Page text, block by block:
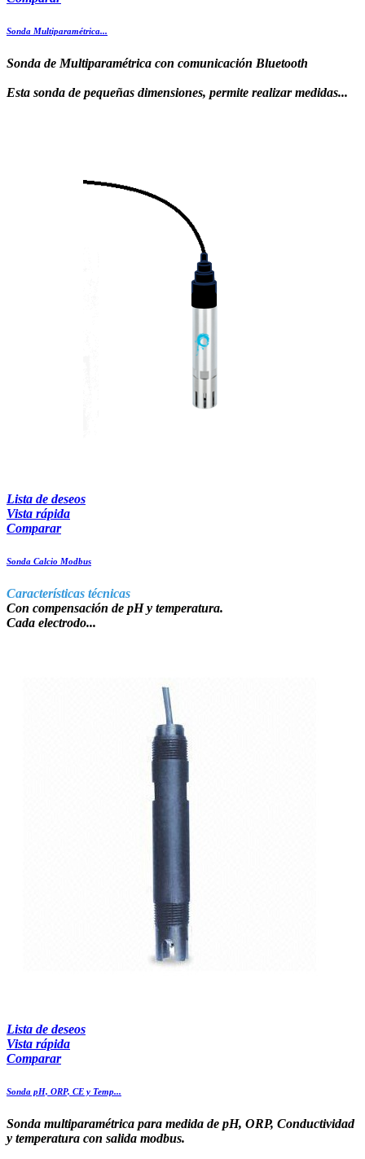
Sonda Multiparamétrica...
Sonda de Multiparamétrica con comunicación Bluetooth
Esta sonda de pequeñas dimensiones, permite realizar medidas...
Lista de deseos
Vista rápida
Comparar
Sonda Calcio Modbus
Características técnicas
Con compensación de pH y temperatura.
Cada electrodo...
Lista de deseos
Vista rápida
Comparar
Sonda pH, ORP, CE y Temp...
Sonda multiparamétrica para medida de pH, ORP, Conductividad
y temperatura con salida modbus.